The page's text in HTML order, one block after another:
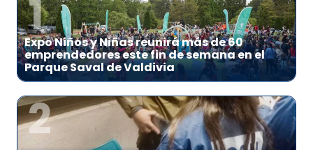
1
Expo Niños y Niñas reunirá más de 60
emprendedores este fin de semana en el
Parque Saval de Valdivia
2